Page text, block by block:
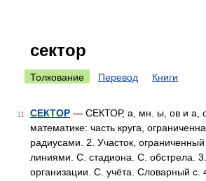
сектор
Толкование Перевод Книги
11 СЕКТОР — СЕКТОР, а, мн. ы, ов и а,
математике: часть круга,
радиусами. 2. Участок,
линиями. С. стадиона. С. обстрела.
организации. С. учёта. Словарный с.